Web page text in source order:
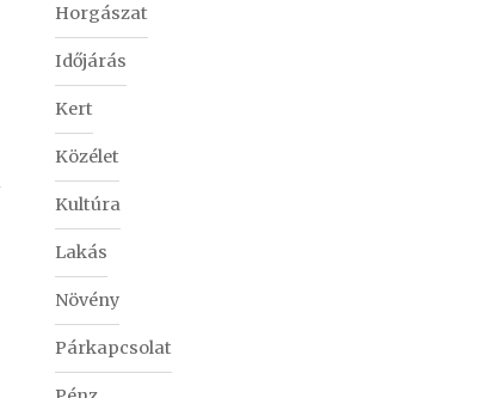
Horgászat
Időjárás
Kert
Közélet
Kultúra
Lakás
Növény
Párkapcsolat